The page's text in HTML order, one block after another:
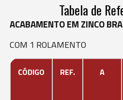
Tabela de
ACABAMENTO EM ZINCO
COM 1 ROLAMENTO
CÓDIGO REF. A